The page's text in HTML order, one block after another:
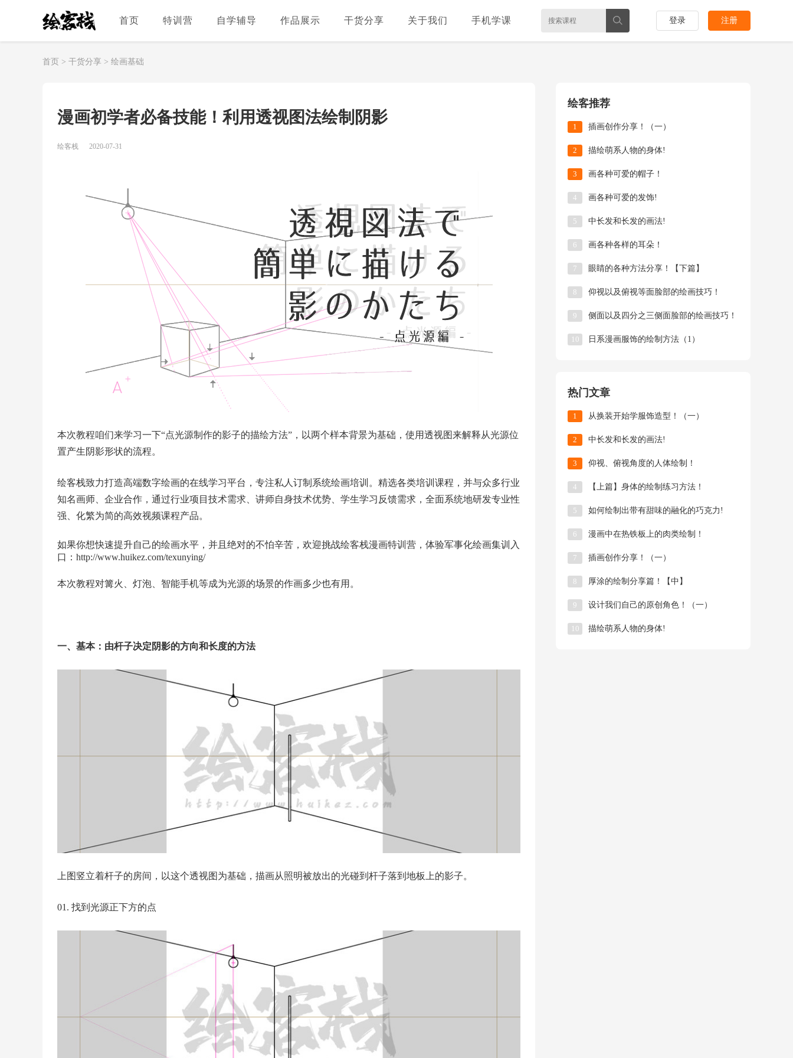
首页 特训营 自学辅导 作品展示 干货分享 关于我们 手机学课 登录 注册
首页 > 干货分享 > 绘画基础
漫画初学者必备技能！利用透视图法绘制阴影
绘客栈 2020-07-31
本次教程咱们来学习一下“点光源制作的影子的描绘方法”，以两个样本背景为基础，使用透视图来解释从光源位
置产生阴影形状的流程。
绘客栈致力打造高端数字绘画的在线学习平台，专注私人订制系统绘画培训。精选各类培训课程，并与众多行业
知名画师、企业合作，通过行业项目技术需求、讲师自身技术优势、学生学习反馈需求，全面系统地研发专业性
强、化繁为简的高效视频课程产品。
如果你想快速提升自己的绘画水平，并且绝对的不怕辛苦，欢迎挑战绘客栈漫画特训营，体验军事化绘画集训入
口： http://www.huikez.com/texunying/
本次教程对篝火、灯泡、智能手机等成为光源的场景的作画多少也有用。
一、基本：由杆子决定阴影的方向和长度的方法
上图竖立着杆子的房间，以这个透视图为基础，描画从照明被放出的光碰到杆子落到地板上的影子。
01. 找到光源正下方的点
绘客推荐
1 插画创作分享！（一）
2 描绘萌系人物的身体!
3 画各种可爱的帽子！
4 画各种可爱的发饰!
5 中长发和长发的画法!
6 画各种各样的耳朵！
7 眼睛的各种方法分享！【下篇】
8 仰视以及俯视等面脸部的绘画技巧！
9 侧面以及四分之三侧面脸部的绘画技巧！
10 日系漫画服饰的绘制方法（1）
热门文章
1 从换装开始学服饰造型！（一）
2 中长发和长发的画法!
3 仰视、俯视角度的人体绘制！
4 【上篇】身体的绘制练习方法！
5 如何绘制出带有甜味的融化的巧克力!
6 漫画中在热铁板上的肉类绘制！
7 插画创作分享！（一）
8 厚涂的绘制分享篇！【中】
9 ​设计我们自己的原创角色！（一）
10 描绘萌系人物的身体!